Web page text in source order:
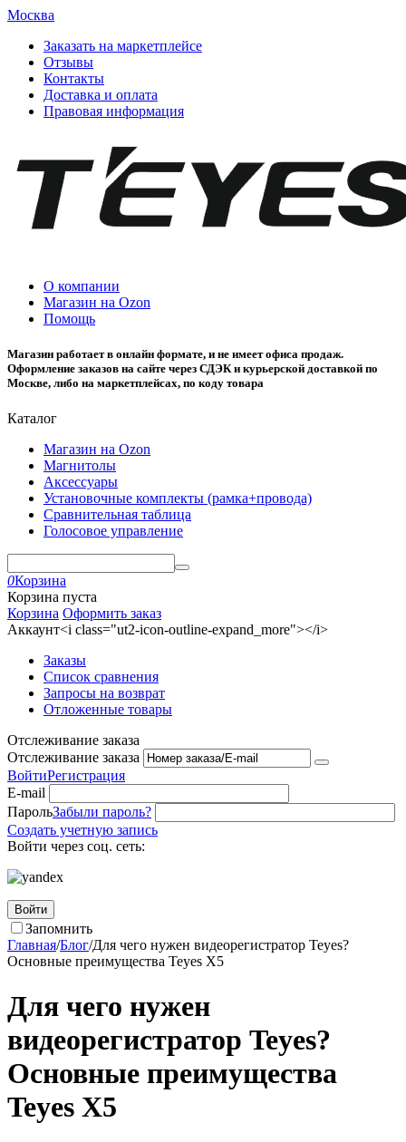
Москва
Заказать на маркетплейсе
Отзывы
Контакты
Доставка и оплата
Правовая информация
О компании
Магазин на Ozon
Помощь
Магазин работает в онлайн формате, и не имеет офиса продаж.
Оформление заказов на сайте через СДЭК и курьерской доставкой по
Москве, либо на маркетплейсах, по коду товара
Каталог
Магазин на Ozon
Магнитолы
Аксессуары
Установочные комплекты (рамка+провода)
Сравнительная таблица
Голосовое управление
0Корзина
Корзина пуста
Корзина Оформить заказ
Аккаунт<i class="ut2-icon-outline-expand_more"></i>
Заказы
Список сравнения
Запросы на возврат
Отложенные товары
Отслеживание заказа
Отслеживание заказа
ВойтиРегистрация
E-mail
ПарольЗабыли пароль?
Создать учетную запись
Войти через соц. сеть:
Войти
Запомнить
Главная/Блог/Для чего нужен видеорегистратор Teyes?
Основные преимущества Teyes X5
Для чего нужен
видеорегистратор Teyes?
Основные преимущества
Teyes X5